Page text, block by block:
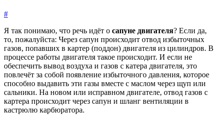
#
Я так понимаю, что речь идёт о сапуне двигателя? Если да,
то, пожалуйста: Через сапун происходит отвод избыточных
газов, попавших в картер (поддон) двигателя из цилиндров. В
процессе работы двигателя такое происходит. И если не
обеспечить вывод воздуха и газов с катера двигателя, это
повлечёт за собой появление избыточного давления, которое
способно выдавить эти газы вместе с маслом через щуп или
сальники. На новом или исправном двигателе, отвод газов с
картера происходит через сапун и шланг вентиляции в
кастрюлю карбюратора.